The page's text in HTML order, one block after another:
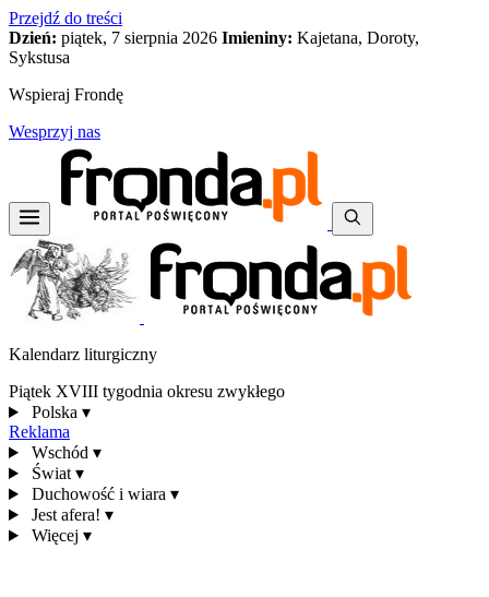
Przejdź do treści
Dzień: piątek, 7 sierpnia 2026 Imieniny: Kajetana, Doroty,
Sykstusa
Wspieraj Frondę
Wesprzyj nas
Kalendarz liturgiczny
Piątek XVIII tygodnia okresu zwykłego
Polska ▾
Reklama
Wschód ▾
Świat ▾
Duchowość i wiara ▾
Jest afera! ▾
Więcej ▾